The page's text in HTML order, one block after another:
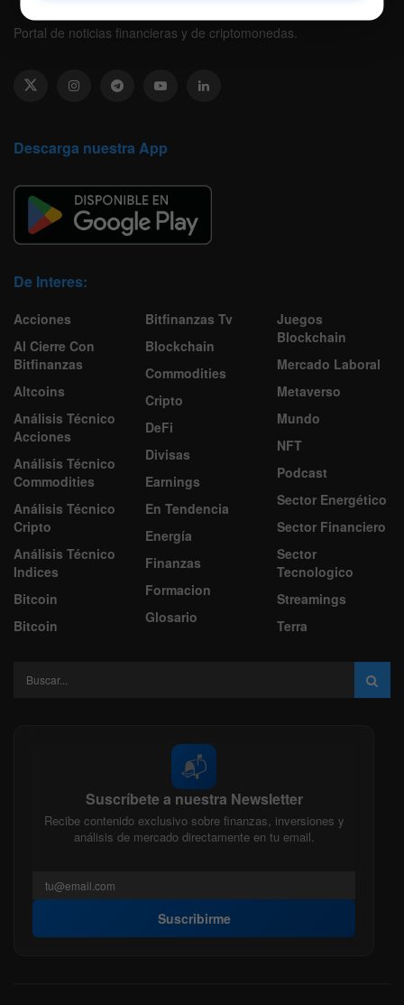
Portal de noticias financieras y de criptomonedas.
Descarga nuestra App
De Interes:
Acciones
Al Cierre Con
Bitfinanzas
Altcoins
Análisis Técnico
Acciones
Análisis Técnico
Commodities
Análisis Técnico
Cripto
Análisis Técnico
Indices
Bitcoin
Bitcoin
Bitfinanzas Tv
Blockchain
Commodities
Cripto
DeFi
Divisas
Earnings
En Tendencia
Energía
Finanzas
Formacion
Glosario
Juegos
Blockchain
Mercado Laboral
Metaverso
Mundo
NFT
Podcast
Sector Energético
Sector Financiero
Sector
Tecnologico
Streamings
Terra
📬
Suscríbete a nuestra Newsletter
Recibe contenido exclusivo sobre finanzas, inversiones y
análisis de mercado directamente en tu email.
Suscribirme